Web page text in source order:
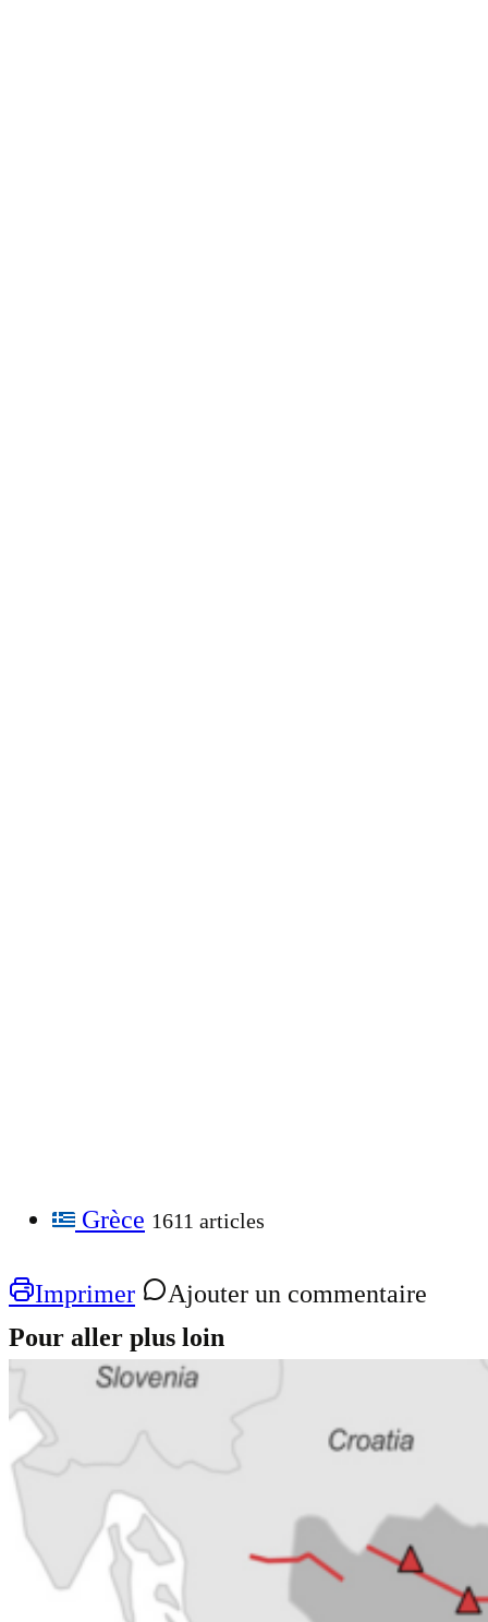
Grèce 1611 articles
Imprimer
Ajouter un commentaire
Pour aller plus loin